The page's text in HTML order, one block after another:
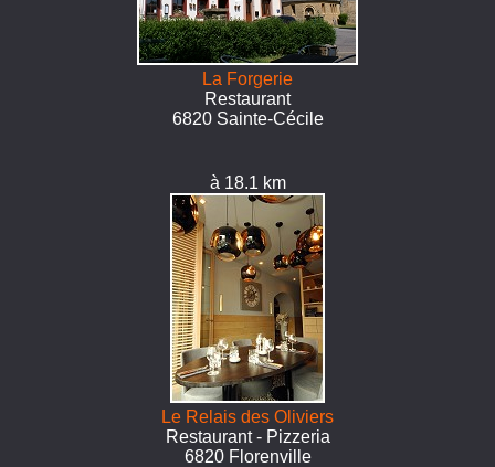
La Forgerie
Restaurant
6820 Sainte-Cécile
à 18.1 km
Le Relais des Oliviers
Restaurant - Pizzeria
6820 Florenville